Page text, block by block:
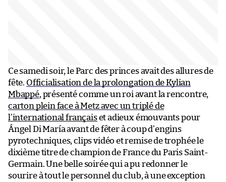
Ce samedi soir, le Parc des princes avait des allures de
fête. Officialisation de la prolongation de Kylian
Mbappé, présenté comme un roi avant la rencontre,
carton plein face à Metz avec un triplé de
l’international françaiset adieux émouvants pour
Ángel Di María avant de fêter à coup d’engins
pyrotechniques, clips vidéo et remise de trophée le
dixième titre de champion de France du Paris Saint-
Germain. Une belle soirée qui a pu redonner le
sourire à tout le personnel du club, à une exception